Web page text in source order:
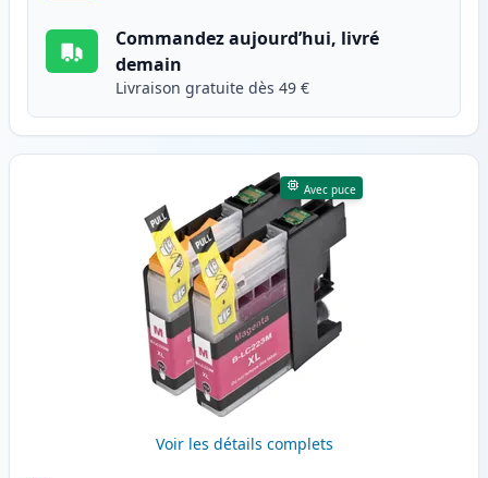
Commandez aujourd’hui, livré
demain
Livraison gratuite dès 49 €
Avec puce
Voir les détails complets